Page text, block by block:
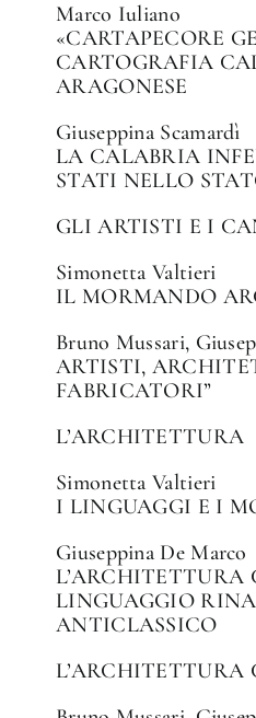
Marco Iuliano
«CARTAPECORE
CARTOGRAFIA
ARAGONESE
Giuseppina Scamardì
LA CALABRIA
STATI NELLO
GLI ARTISTI E I
Simonetta Valtieri
IL MORMANDO
Bruno Mussari,
ARTISTI,
FABRICATORI”
L’ARCHITETTURA
Simonetta Valtieri
I LINGUAGGI E I
Giuseppina De Marco
LINGUAGGIO
ANTICLASSICO
L’ARCHITETTURA